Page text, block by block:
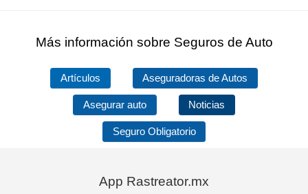
Más información sobre Seguros de Auto
Artículos Aseguradoras de Autos
Asegurar auto Noticias
Seguro Obligatorio
App Rastreator.mx